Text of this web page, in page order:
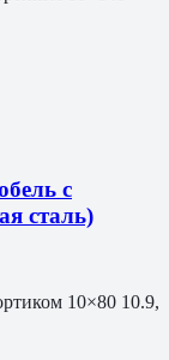
с
сталь)
10×80 10.9,